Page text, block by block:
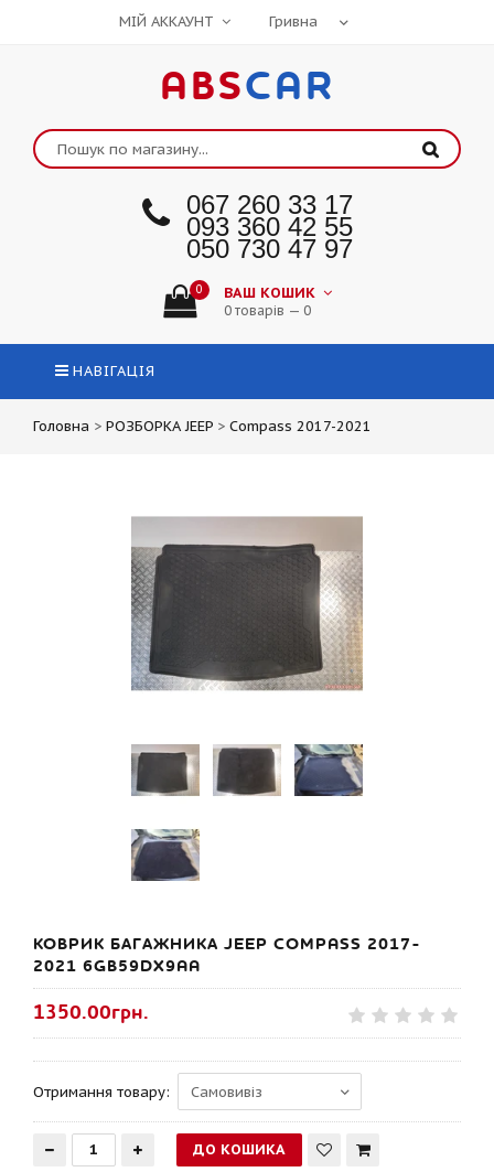
МІЙ АККАУНТ
ABSCAR
067 260 33 17
093 360 42 55
050 730 47 97
0 ВАШ КОШИК
0 товарів — 0
НАВІГАЦІЯ
Головна > РОЗБОРКА JEEP > Compass 2017-2021
КОВРИК БАГАЖНИКА JEEP COMPASS 2017-
2021 6GB59DX9AA
1350.00грн.
Отримання товару: